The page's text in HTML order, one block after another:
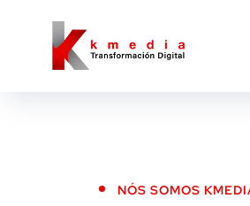
NÓS SOMOS